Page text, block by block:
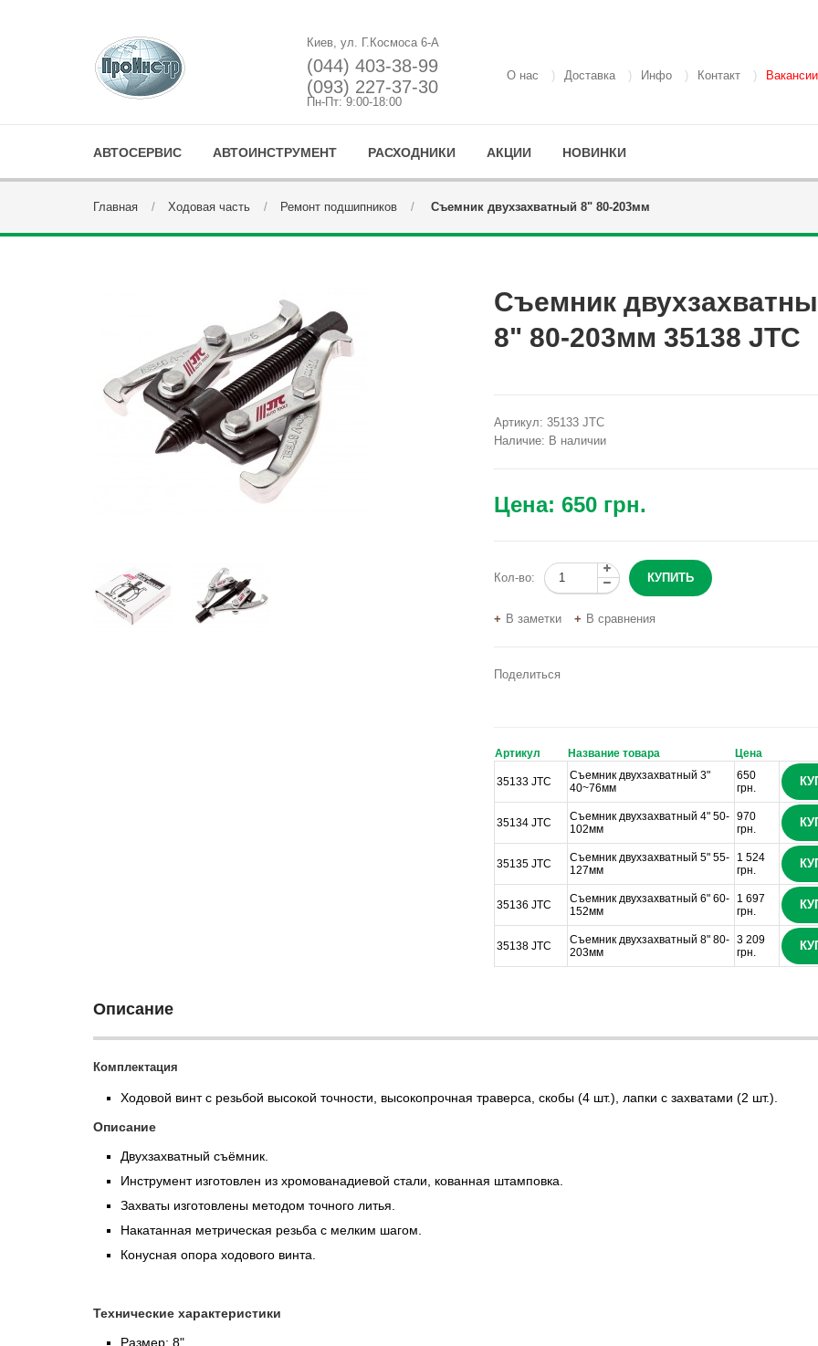
Киев, ул. Г.Космоса 6-А
(044) 403-38-99
(093) 227-37-30
Пн-Пт: 9:00-18:00
О нас Доставка Инфо Контакт Вакансии
АВТОСЕРВИС АВТОИНСТРУМЕНТ РАСХОДНИКИ АКЦИИ НОВИНКИ
Главная Ходовая часть Ремонт подшипников Съемник двухзахватный 8" 80-203мм
Съемник
8" 80-203мм 35138 JTC
Артикул: 35133 JTC
Наличие: В наличии
Цена: 650 грн.
Кол-во:
В заметки В сравнения
Поделиться
Артикул Название товара Цена
35133 JTC
Съемник двухзахватный 3"
40~76мм
650
грн.
35134 JTC
Съемник двухзахватный 4" 50-
102мм
970
грн.
35135 JTC
Съемник двухзахватный 5" 55-
127мм
1 524
грн.
35136 JTC
Съемник двухзахватный 6" 60-
152мм
1 697
грн.
35138 JTC
Съемник двухзахватный 8" 80-
203мм
3 209
грн.
Описание
Комплектация
Ходовой винт с резьбой высокой точности, высокопрочная траверса, скобы (4 шт.), лапки с захватами (2 шт.).
Описание
Двухзахватный съёмник.
Инструмент изготовлен из хромованадиевой стали, кованная штамповка.
Захваты изготовлены методом точного литья.
Накатанная метрическая резьба с мелким шагом.
Конусная опора ходового винта.
Технические характеристики
Размер: 8".